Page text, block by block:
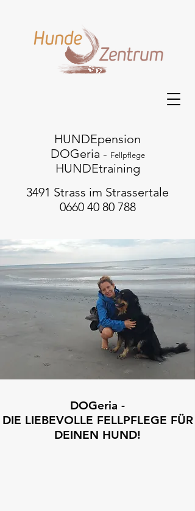
HUNDEpension
DOGeria - Fellpflege
HUNDEtraining
3491 Strass im Strassertale
0660 40 80 788
DOGeria -
DIE LIEBEVOLLE FELLPFLEGE FÜR
DEINEN HUND!